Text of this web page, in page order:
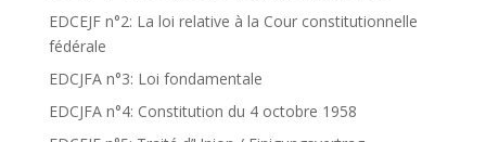
EDCEJF n°2: La loi relative à la Cour constitutionnelle
fédérale
EDCJFA n°3: Loi fondamentale
EDCJFA n°4: Constitution du 4 octobre 1958